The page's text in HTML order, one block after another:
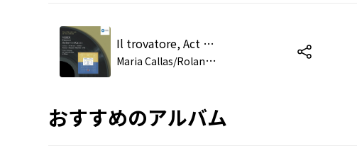
Il trovatore, Act 2 Scene 3: No. 7, Aria, "Tutto è deserto!" (Conte, Ferrando)
M
aria Callas/Rolando Panerai/Fedora Barbieri/Giuseppe di Stefano/Nicola Zaccaria/Luisa Villa/Renato Ercolani/Giulio Mauri/Coro del Teatro alla Scala, Milano/Coro e Orchestra del Teatro alla Scala, Milano/Orchestra del Teatro alla Scala, Mil
おすすめのアルバム